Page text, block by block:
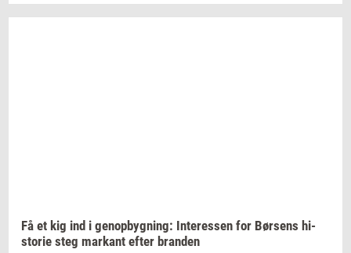
Få et kig ind i genop­byg­ning: In­ter­es­sen for Bør­sens hi­
sto­rie steg mar­kant efter bran­den